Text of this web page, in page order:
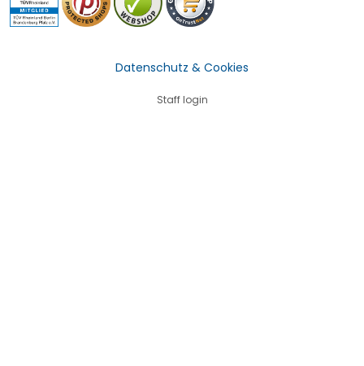
Datenschutz & Cookies
Staff login